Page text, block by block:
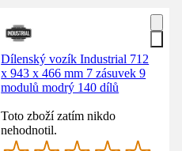
Dílenský vozík Industrial 712
x 943 x 466 mm 7 zásuvek 9
modulů modrý 140 dílů
Toto zboží zatím nikdo
nehodnotil.